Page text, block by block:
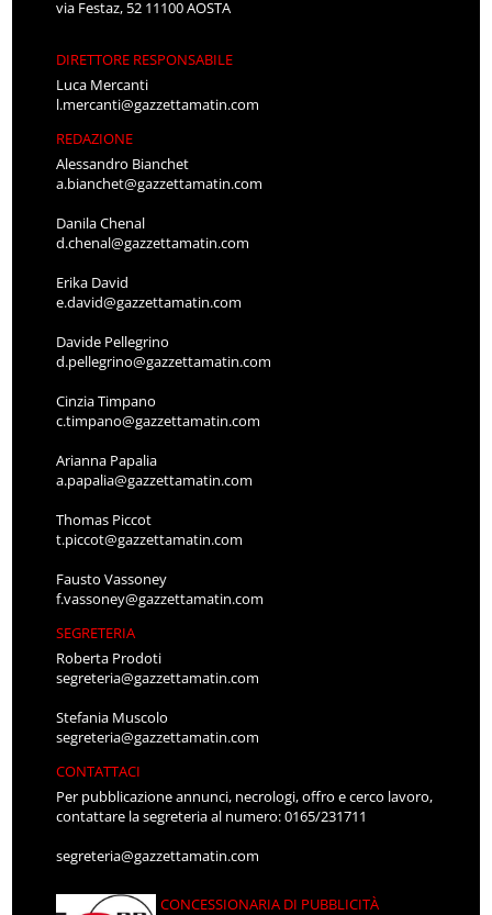
via Festaz, 52 11100 AOSTA
DIRETTORE RESPONSABILE
Luca Mercanti
l.mercanti@gazzettamatin.com
REDAZIONE
Alessandro Bianchet
a.bianchet@gazzettamatin.com
Danila Chenal
d.chenal@gazzettamatin.com
Erika David
e.david@gazzettamatin.com
Davide Pellegrino
d.pellegrino@gazzettamatin.com
Cinzia Timpano
c.timpano@gazzettamatin.com
Arianna Papalia
a.papalia@gazzettamatin.com
Thomas Piccot
t.piccot@gazzettamatin.com
Fausto Vassoney
f.vassoney@gazzettamatin.com
SEGRETERIA
Roberta Prodoti
segreteria@gazzettamatin.com
Stefania Muscolo
segreteria@gazzettamatin.com
CONTATTACI
Per pubblicazione annunci, necrologi, offro e cerco lavoro,
contattare la segreteria al numero: 0165/231711
segreteria@gazzettamatin.com
CONCESSIONARIA DI PUBBLICITÀ